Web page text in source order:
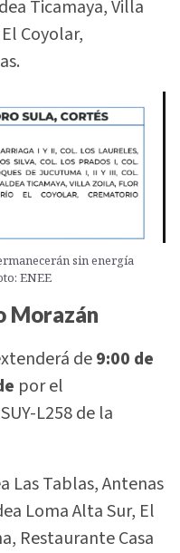
Ticamaya, Villa
Coyolar,
sin energía
ENEE
Morazán
de9:00 de
por el
L258 de la
Las Tablas, Antenas
Loma Alta Sur, El
Restaurante Casa